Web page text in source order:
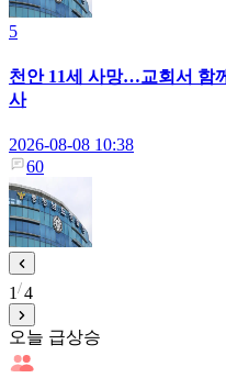
5
천안 11세 사망…교회서 함
사
2026-08-08 10:38
60
1 4
오늘 급상승